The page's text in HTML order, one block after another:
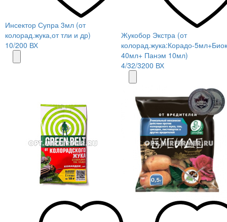
Инсектор Супра 3мл (от
колорад.жука,от тли и др)
10/200 ВХ
Жукобор Экстра (от
колорад.жука:Корадо-
40мл+ Панэм 10мл)
4/32/3200 ВХ